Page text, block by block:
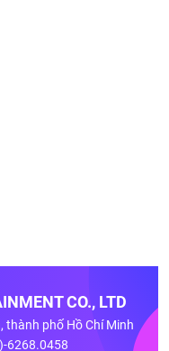
CO., LTD
thành phố Hồ Chí Minh
6268.0458